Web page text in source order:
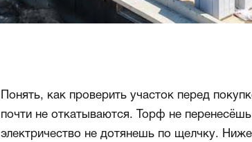
Понять, как проверить участок перед
почти не откатываются. Торф не
электричество не дотянешь по щелчку.